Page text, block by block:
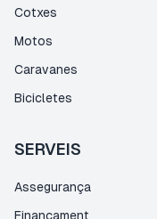
Cotxes
Motos
Caravanes
Bicicletes
SERVEIS
Assegurança
Finançament